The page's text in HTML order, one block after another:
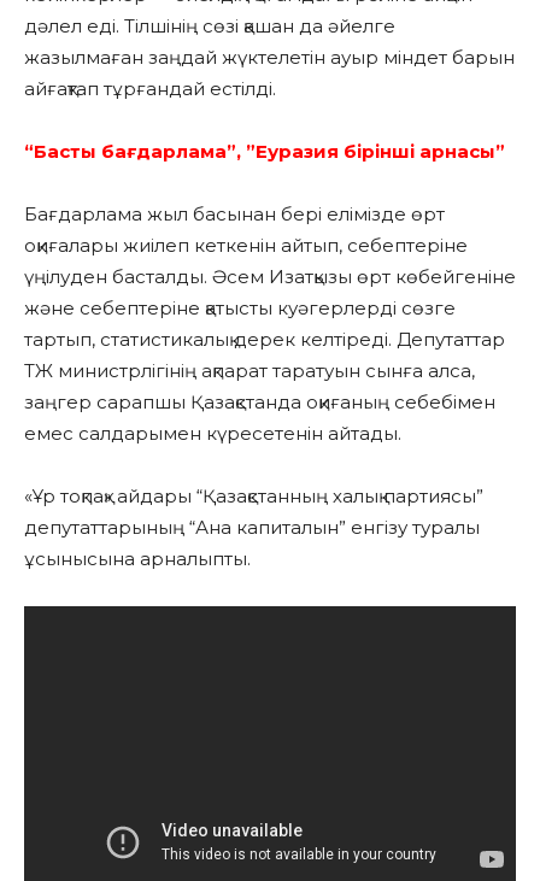
дәлел еді. Тілшінің сөзі қашан да әйелге
жазылмаған заңдай жүктелетін ауыр міндет барын
айғақтап тұрғандай естілді.
“Басты бағдарлама”, ”Еуразия бірінші арнасы”
Бағдарлама жыл басынан бері елімізде өрт
оқиғалары жиілеп кеткенін айтып, себептеріне
үңілуден басталды. Әсем Изатқызы өрт көбейгеніне
және себептеріне қатысты куәгерлерді сөзге
тартып, статистикалық дерек келтіреді. Депутаттар
ТЖ министрлігінің ақпарат таратуын сынға алса,
заңгер сарапшы Қазақстанда оқиғаның себебімен
емес салдарымен күресетенін айтады.
«Ұр тоқпақ» айдары “Қазақстанның халық партиясы”
депутаттарының “Ана капиталын” енгізу туралы
ұсынысына арналыпты.